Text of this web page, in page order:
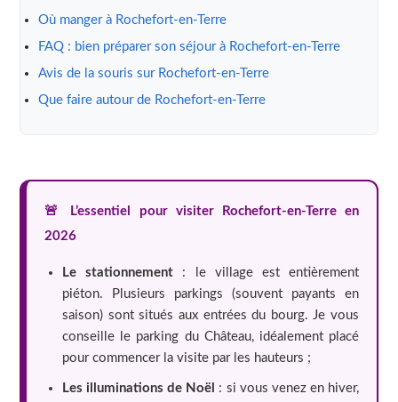
Où manger à Rochefort-en-Terre
FAQ : bien préparer son séjour à Rochefort-en-Terre
Avis de la souris sur Rochefort-en-Terre
Que faire autour de Rochefort-en-Terre
🚨 L’essentiel pour visiter Rochefort-en-Terre en
2026
Le stationnement : le village est entièrement
piéton. Plusieurs parkings (souvent payants en
saison) sont situés aux entrées du bourg. Je vous
conseille le parking du Château, idéalement placé
pour commencer la visite par les hauteurs ;
Les illuminations de Noël : si vous venez en hiver,